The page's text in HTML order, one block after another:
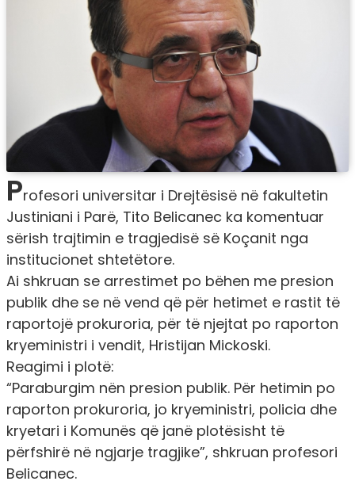
Profesori universitar i Drejtësisë në fakultetin
Justiniani i Parë, Tito Belicanec ka komentuar
sërish trajtimin e tragjedisë së Koçanit nga
institucionet shtetëtore.
Ai shkruan se arrestimet po bëhen me presion
publik dhe se në vend që për hetimet e rastit të
raportojë prokuroria, për të njejtat po raporton
kryeministri i vendit, Hristijan Mickoski.
Reagimi i plotë:
“Paraburgim nën presion publik. Për hetimin po
raporton prokuroria, jo kryeministri, policia dhe
kryetari i Komunës që janë plotësisht të
përfshirë në ngjarje tragjike”, shkruan profesori
Belicanec.